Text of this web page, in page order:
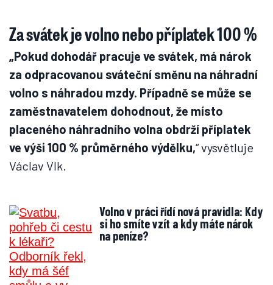
Za svátek je volno nebo příplatek 100 %
„Pokud dohodář pracuje ve svátek, má nárok
za odpracovanou sváteční směnu na náhradní
volno s náhradou mzdy. Případně se může se
zaměstnavatelem dohodnout, že místo
placeného náhradního volna obdrží příplatek
ve výši 100 % průměrného výdělku,“ vysvětluje
Václav Vlk.
Volno v práci řídí nová pravidla: Kdy
si ho smíte vzít a kdy máte nárok
na peníze?